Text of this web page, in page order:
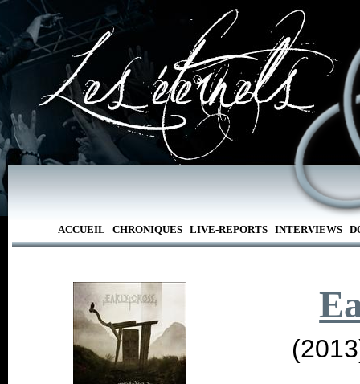
ACCUEIL CHRONIQUES LIVE-REPORTS INTERVIEWS